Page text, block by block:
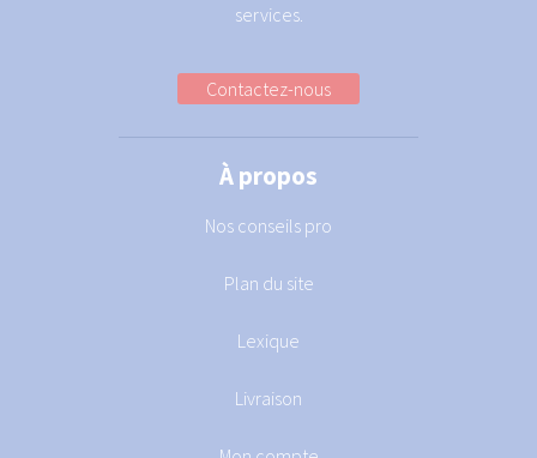
services.
Contactez-nous
À propos
Nos conseils pro
Plan du site
Lexique
Livraison